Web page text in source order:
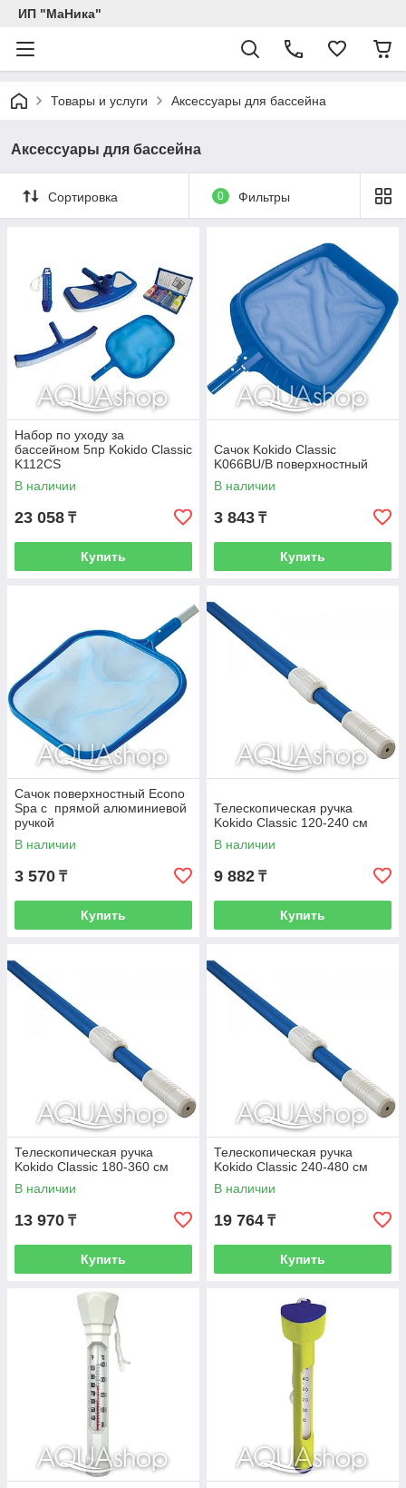
ИП "МаНика"
Товары и услуги Аксессуары для бассейна
Аксессуары для бассейна
Сортировка 0 Фильтры
Набор по уходу за
бассейном 5пр Kokido Classic
K112CS
В наличии
23 058 ₸
Купить
Сачок Kokido Classic
K066BU/B поверхностный
В наличии
3 843 ₸
Купить
Сачок поверхностный Econo
Spa с прямой алюминиевой
ручкой
В наличии
3 570 ₸
Купить
Телескопическая ручка
Kokido Classic 120-240 см
В наличии
9 882 ₸
Купить
Телескопическая ручка
Kokido Classic 180-360 см
В наличии
13 970 ₸
Купить
Телескопическая ручка
Kokido Classic 240-480 см
В наличии
19 764 ₸
Купить